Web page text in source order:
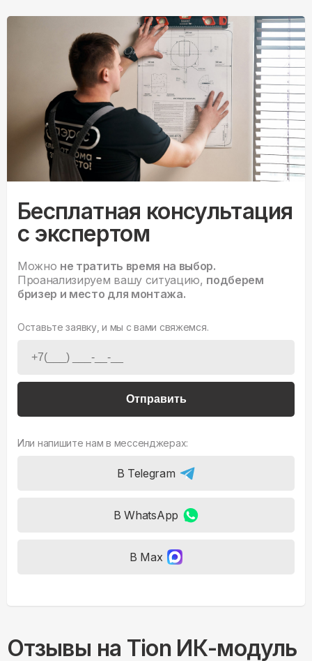
Бесплатная консультация
с экспертом
Можно не тратить время на выбор.
Проанализируем вашу ситуацию, подберем
бризер и место для монтажа.
Оставьте заявку, и мы с вами свяжемся.
Отправить
Или напишите нам в мессенджерах:
В Telegram
В WhatsApp
В Max
Отзывы на Tion ИК-модуль